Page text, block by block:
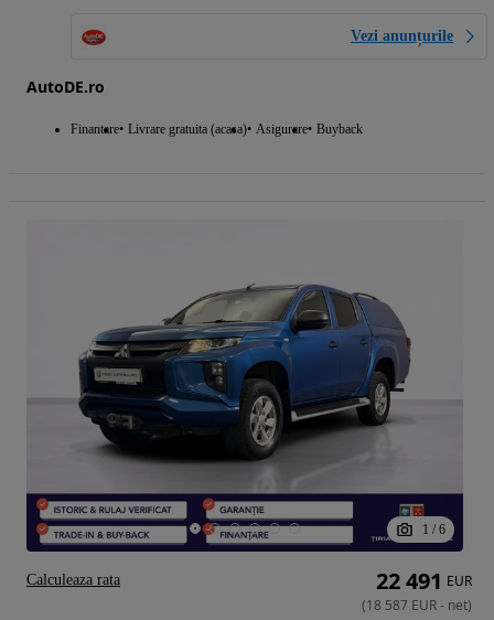
Vezi anunțurile
AutoDE.ro
Finantare Livrare gratuita (acasa) Asigurare Buyback
1 / 6
22 491 EUR
(18 587 EUR- net)
Calculeaza rata